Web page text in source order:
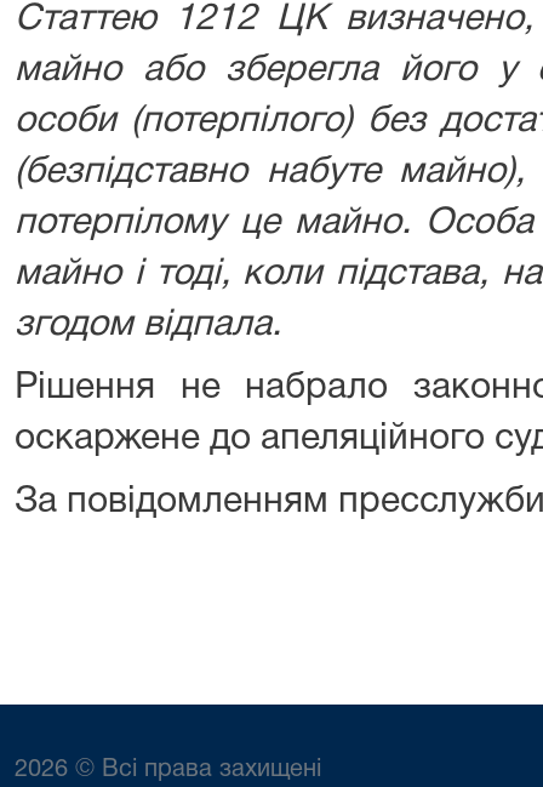
Статтею 1212 ЦК
майно або зберегла його у
особи (потерпілого) без
(безпідставно набуте
потерпілому це майно. Особа
майно і тоді, коли підстава,
згодом відпала.
Рішення не набрало
оскаржене до апеляційного
За повідомленням
2026 © Всі права захищені